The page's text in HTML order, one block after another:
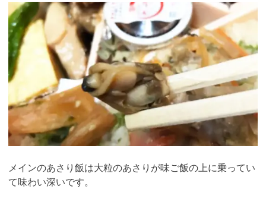
メインのあさり飯は大粒のあさりが味ご飯の上に乗ってい
て味わい深いです。